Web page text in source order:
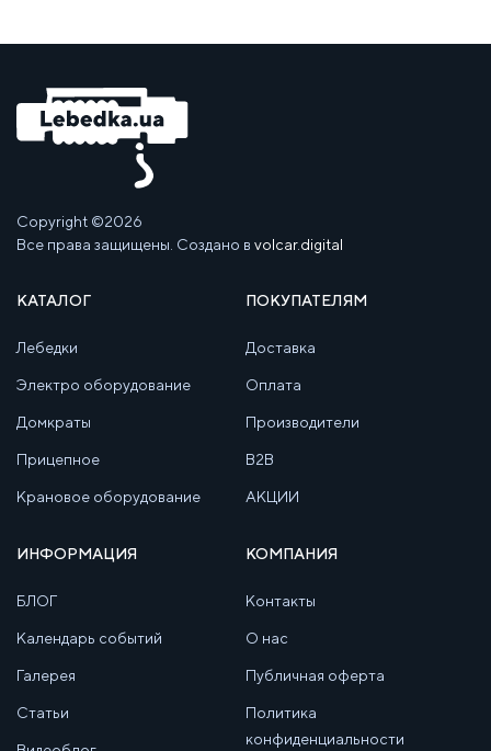
Copyright ©2026
Все права защищены. Создано в volcar.digital
КАТАЛОГ
Лебедки
Электро оборудование
Домкраты
Прицепное
Крановое оборудование
ПОКУПАТЕЛЯМ
Доставка
Оплата
Производители
B2B
АКЦИИ
ИНФОРМАЦИЯ
БЛОГ
Календарь событий
Галерея
Статьи
КОМПАНИЯ
Контакты
О нас
Публичная оферта
Политика
конфиденциальности